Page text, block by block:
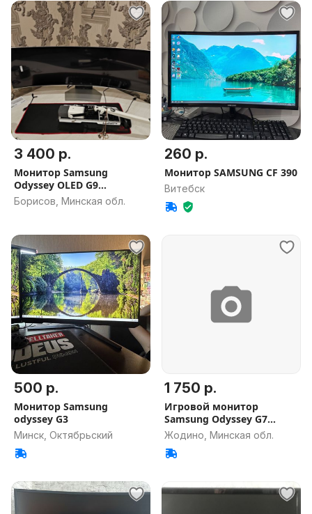
3 400 р.
Монитор Samsung
Odyssey OLED G9
LS49DG952SIXCI
Борисов, Минская обл.
260 р.
Монитор SAMSUNG CF 390
Витебск
500 р.
Монитор Samsung
odyssey G3
Минск, Октябрьский
1 750 р.
Игровой монитор
Samsung Odyssey G7
LS28BG700EIXCI
Жодино, Минская обл.